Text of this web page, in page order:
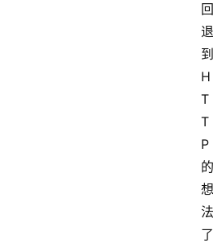
回
退
到
H
T
T
P
的
想
法
了